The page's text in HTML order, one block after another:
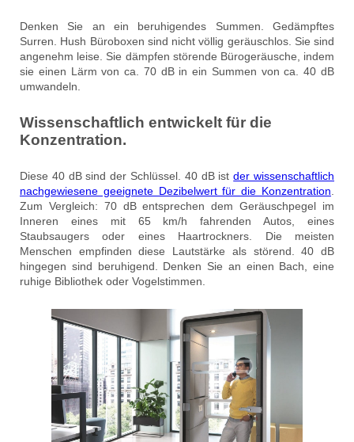
Denken Sie an ein beruhigendes Summen. Gedämpftes
Surren. Hush Büroboxen sind nicht völlig geräuschlos. Sie sind
angenehm leise. Sie dämpfen störende Bürogeräusche, indem
sie einen Lärm von ca. 70 dB in ein Summen von ca. 40 dB
umwandeln.
Wissenschaftlich entwickelt für die
Konzentration.
Diese 40 dB sind der Schlüssel. 40 dB istder wissenschaftlich
nachgewiesene geeignete Dezibelwert für die Konzentration.
Zum Vergleich: 70 dB entsprechen dem Geräuschpegel im
Inneren eines mit 65 km/h fahrenden Autos, eines
Staubsaugers oder eines Haartrockners. Die meisten
Menschen empfinden diese Lautstärke als störend. 40 dB
hingegen sind beruhigend. Denken Sie an einen Bach, eine
ruhige Bibliothek oder Vogelstimmen.